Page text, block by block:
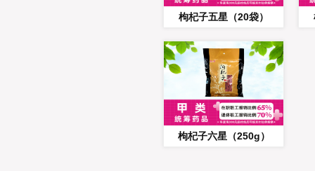
枸杞子五星（20袋）
枸杞子六星（250g）